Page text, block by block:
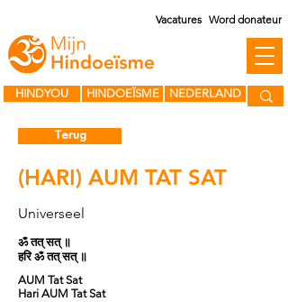
HINDOEÏSME
HINDYOU NEDERLAND
Vacatures Word donateur
Terug
(HARI) AUM TAT SAT
Universeel
ॐ तत् सत् ॥
हरि ॐ तत् सत् ॥
AUM Tat Sat
Hari AUM Tat Sat